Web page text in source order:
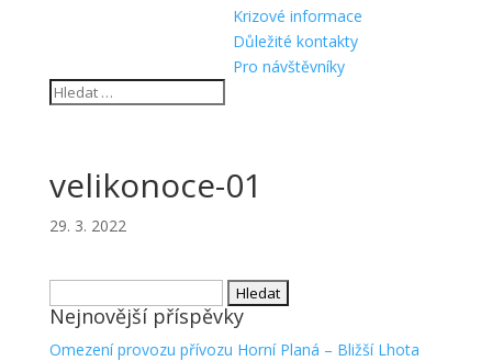
Krizové informace
Důležité kontakty
Pro návštěvníky
velikonoce-01
29. 3. 2022
Nejnovější příspěvky
Omezení provozu přívozu Horní Planá – Bližší Lhota